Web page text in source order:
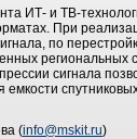
ИТ- и ТВ-
При
по
региональных
сигнала
(info@mskit.ru)